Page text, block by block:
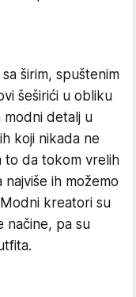
širim, spuštenim
šeširići u obliku
modni detalj u
koji nikada ne
to da tokom vrelih
ih možemo
kreatori su
načine, pa su